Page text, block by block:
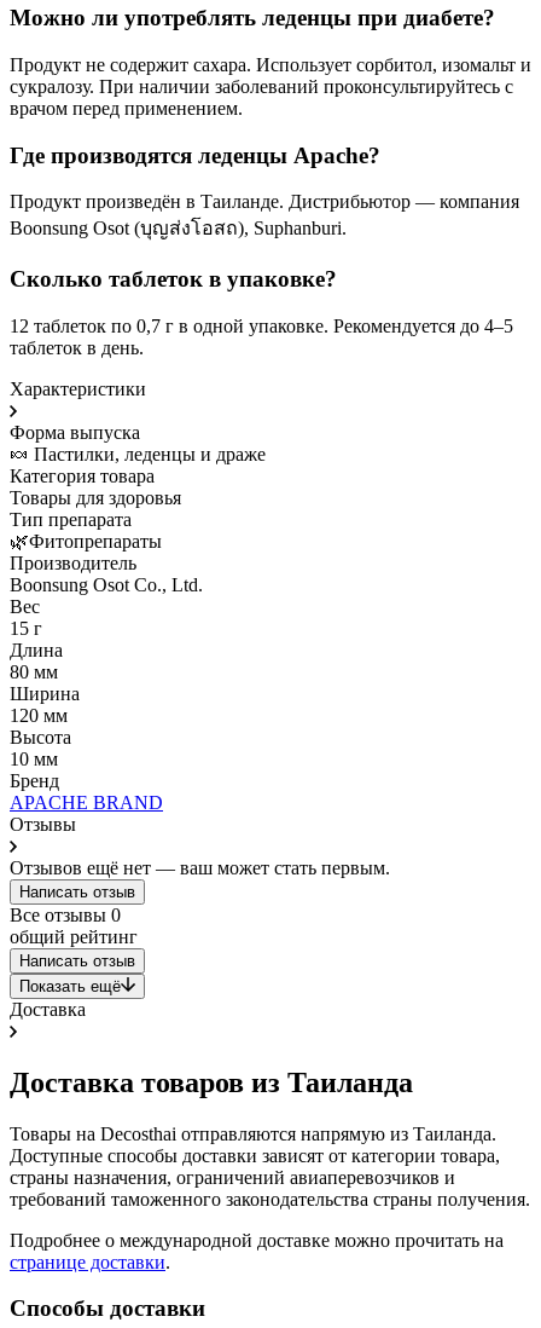
Можно ли употреблять леденцы при диабете?
Продукт не содержит сахара. Использует сорбитол, изомальт и
сукралозу. При наличии заболеваний проконсультируйтесь с
врачом перед применением.
Где производятся леденцы Apache?
Продукт произведён в Таиланде. Дистрибьютор — компания
Boonsung Osot (บุญส่งโอสถ), Suphanburi.
Сколько таблеток в упаковке?
12 таблеток по 0,7 г в одной упаковке. Рекомендуется до 4–5
таблеток в день.
Характеристики
Форма выпуска
🍬 Пастилки, леденцы и драже
Категория товара
Товары для здоровья
Тип препарата
🌿Фитопрепараты
Производитель
Boonsung Osot Co., Ltd.
Вес
15 г
Длина
80 мм
Ширина
120 мм
Высота
10 мм
Бренд
APACHE BRAND
Отзывы
Отзывов ещё нет — ваш может стать первым.
Написать отзыв
Все отзывы 0
общий рейтинг
Написать отзыв
Показать ещё
Доставка
Доставка товаров из Таиланда
Товары на Decosthai отправляются напрямую из Таиланда.
Доступные способы доставки зависят от категории товара,
страны назначения, ограничений авиаперевозчиков и
требований таможенного законодательства страны получения.
Подробнее о международной доставке можно прочитать на
странице доставки.
Способы доставки